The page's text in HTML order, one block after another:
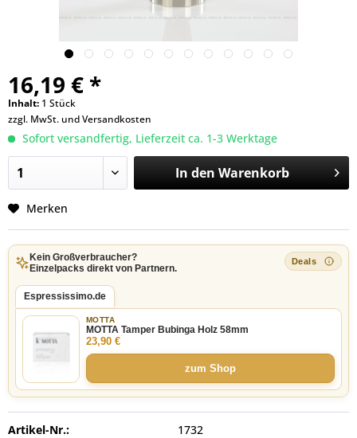
16,19 € *
Inhalt: 1 Stück
zzgl. MwSt. undVersandkosten
Sofort versandfertig, Lieferzeit ca. 1-3 Werktage
In den Warenkorb
Merken
Kein Großverbraucher?
Einzelpacks direkt von Partnern.
Espressissimo.de
MOTTA
MOTTA Tamper Bubinga Holz 58mm
23,90 €
zum Shop
Artikel-Nr.:
1732